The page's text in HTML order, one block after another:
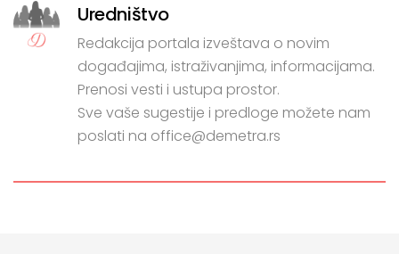
Uredništvo
Redakcija portala izveštava o novim
događajima, istraživanjima, informacijama.
Prenosi vesti i ustupa prostor.
Sve vaše sugestije i predloge možete nam
poslati na office@demetra.rs